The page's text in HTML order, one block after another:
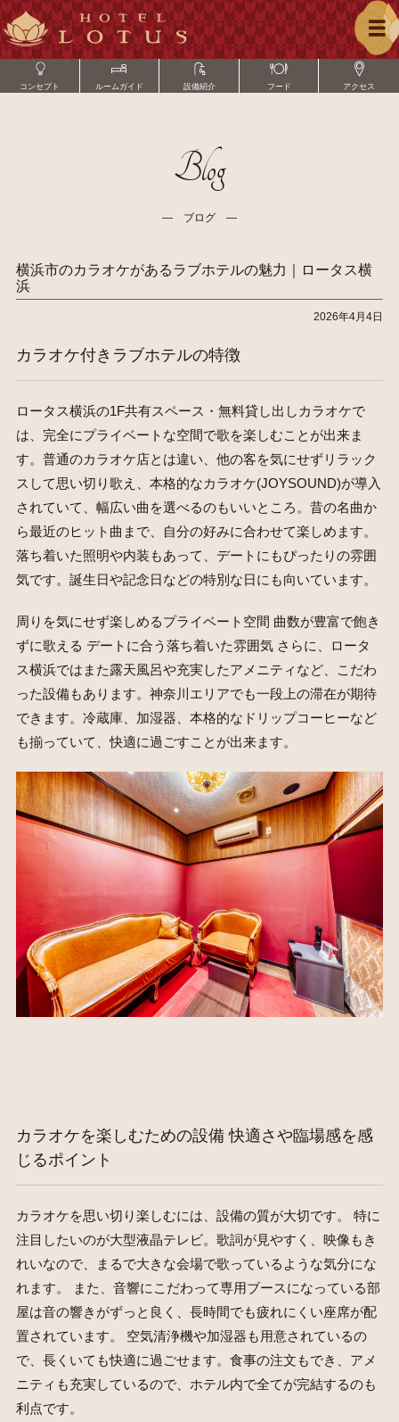
コンセプト ルームガイド 設備紹介 フード アクセス
Blog
― ブログ ―
横浜市のカラオケがあるラブホテルの魅力｜ロータス横
浜
2026年4月4日
カラオケ付きラブホテルの特徴
ロータス横浜の1F共有スペース・無料貸し出しカラオケで
は、完全にプライベートな空間で歌を楽しむことが出来ま
す。普通のカラオケ店とは違い、他の客を気にせずリラック
スして思い切り歌え、本格的なカラオケ(JOYSOUND)が導入
されていて、幅広い曲を選べるのもいいところ。昔の名曲か
ら最近のヒット曲まで、自分の好みに合わせて楽しめます。
落ち着いた照明や内装もあって、デートにもぴったりの雰囲
気です。誕生日や記念日などの特別な日にも向いています。
周りを気にせず楽しめるプライベート空間 曲数が豊富で飽き
ずに歌える デートに合う落ち着いた雰囲気 さらに、ロータ
ス横浜ではまた露天風呂や充実したアメニティなど、こだわ
った設備もあります。神奈川エリアでも一段上の滞在が期待
できます。冷蔵庫、加湿器、本格的なドリップコーヒーなど
も揃っていて、快適に過ごすことが出来ます。
カラオケを楽しむための設備 快適さや臨場感を感
じるポイント
カラオケを思い切り楽しむには、設備の質が大切です。 特に
注目したいのが大型液晶テレビ。歌詞が見やすく、映像もき
れいなので、まるで大きな会場で歌っているような気分にな
れます。 また、音響にこだわって専用ブースになっている部
屋は音の響きがずっと良く、長時間でも疲れにくい座席が配
置されています。 空気清浄機や加湿器も用意されているの
で、長くいても快適に過ごせます。食事の注文もでき、アメ
ニティも充実しているので、ホテル内で全てが完結するのも
利点です。